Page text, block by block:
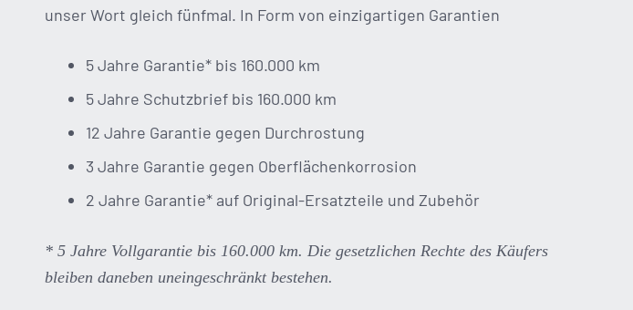
unser Wort gleich fünfmal. In Form von einzigartigen Garantien
5 Jahre Garantie* bis 160.000 km
5 Jahre Schutzbrief bis 160.000 km
12 Jahre Garantie gegen Durchrostung
3 Jahre Garantie gegen Oberflächenkorrosion
2 Jahre Garantie* auf Original-Ersatzteile und Zubehör
* 5 Jahre Vollgarantie bis 160.000 km. Die gesetzlichen Rechte des Käufers
bleiben daneben uneingeschränkt bestehen.